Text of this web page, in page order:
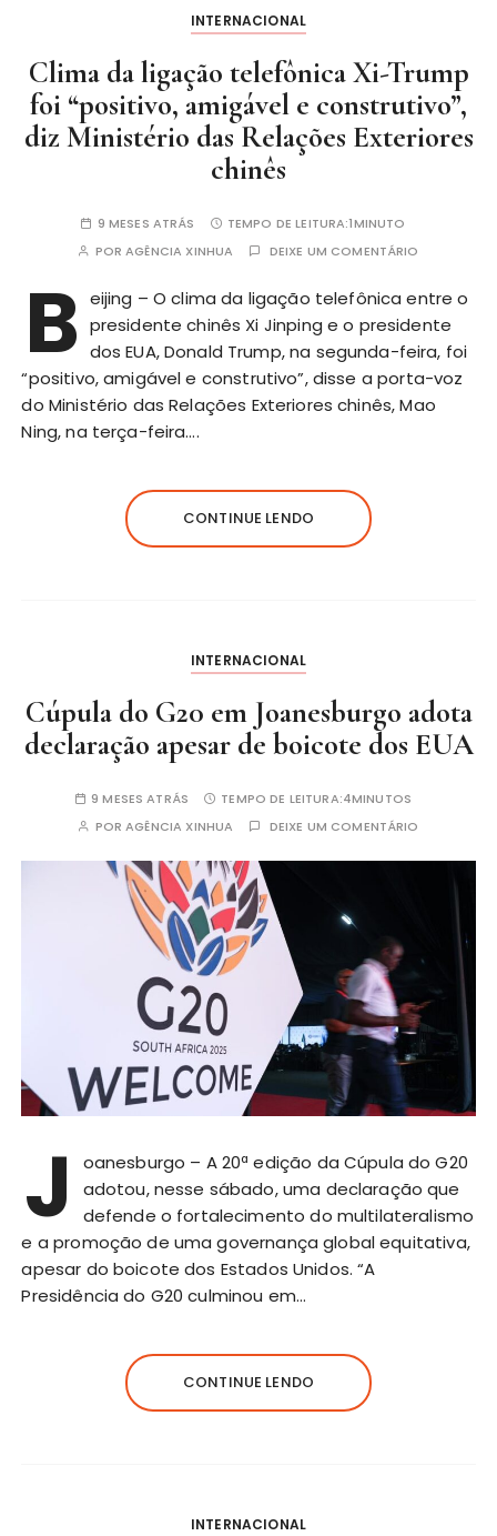
INTERNACIONAL
Clima da ligação telefônica Xi-Trump
foi “positivo, amigável e construtivo”,
diz Ministério das Relações Exteriores
chinês
9 MESES ATRÁS TEMPO DE LEITURA:1MINUTO
PORAGÊNCIA XINHUA DEIXE UM COMENTÁRIO
B eijing – O clima da ligação telefônica entre o
presidente chinês Xi Jinping e o presidente
dos EUA, Donald Trump, na segunda-feira, foi
“positivo, amigável e construtivo”, disse a porta-voz
do Ministério das Relações Exteriores chinês, Mao
Ning, na terça-feira….
CONTINUE LENDO
INTERNACIONAL
Cúpula do G20 em Joanesburgo adota
declaração apesar de boicote dos EUA
9 MESES ATRÁS TEMPO DE LEITURA:4MINUTOS
PORAGÊNCIA XINHUA DEIXE UM COMENTÁRIO
J
oanesburgo – A 20ª edição da Cúpula do G20
adotou, nesse sábado, uma declaração que
defende o fortalecimento do multilateralismo
e a promoção de uma governança global equitativa,
apesar do boicote dos Estados Unidos. “A
Presidência do G20 culminou em…
CONTINUE LENDO
INTERNACIONAL